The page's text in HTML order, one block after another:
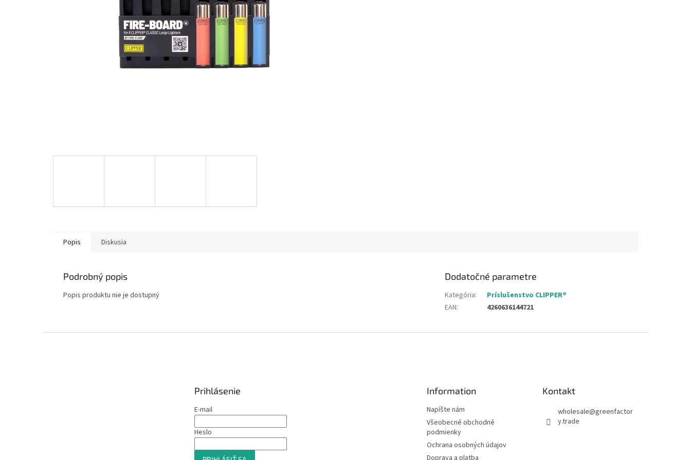
Popis Diskusia
Podrobný popis
Popis produktu nie je dostupný
Dodatočné parametre
Kategória:
Príslušenstvo CLIPPER®
EAN: 4260636144721
Prihlásenie
E-mail
Heslo
Information
Napíšte nám
Všeobecné obchodné
podmienky
Ochrana osobných údajov
Kontakt
wholesale@greenfactor
y.trade